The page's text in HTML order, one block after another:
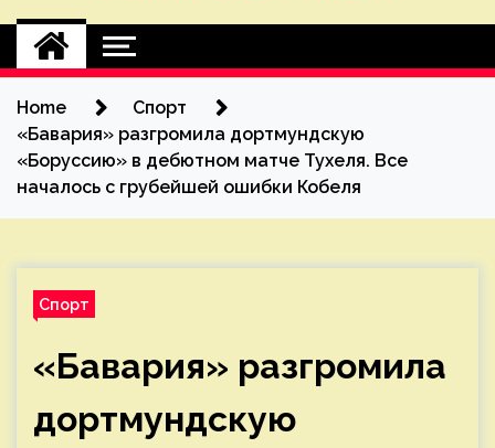
Home
Спорт
«Бавария» разгромила дортмундскую
«Боруссию» в дебютном матче Тухеля. Все
началось с грубейшей ошибки Кобеля
Спорт
«Бавария» разгромила
дортмундскую